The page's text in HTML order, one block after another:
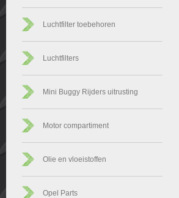
Luchtfilter toebehoren
Luchtfilters
Mini Buggy Rijders uitrusting
Motor compartiment
Olie en vloeistoffen
Opel Parts